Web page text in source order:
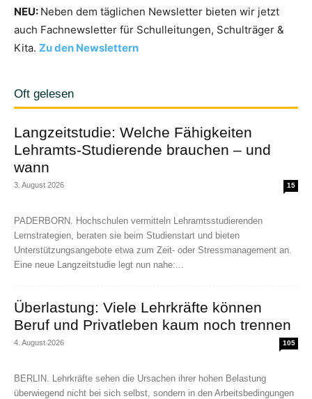
NEU: Neben dem täglichen Newsletter bieten wir jetzt
auch Fachnewsletter für Schulleitungen, Schulträger &
Kita. Zu den Newslettern
Oft gelesen
Langzeitstudie: Welche Fähigkeiten
Lehramts-Studierende brauchen – und
wann
3. August 2026 15
PADERBORN. Hochschulen vermitteln Lehramtsstudierenden
Lernstrategien, beraten sie beim Studienstart und bieten
Unterstützungsangebote etwa zum Zeit- oder Stressmanagement an.
Eine neue Langzeitstudie legt nun nahe:...
Überlastung: Viele Lehrkräfte können
Beruf und Privatleben kaum noch trennen
4. August 2026 105
BERLIN. Lehrkräfte sehen die Ursachen ihrer hohen Belastung
überwiegend nicht bei sich selbst, sondern in den Arbeitsbedingungen